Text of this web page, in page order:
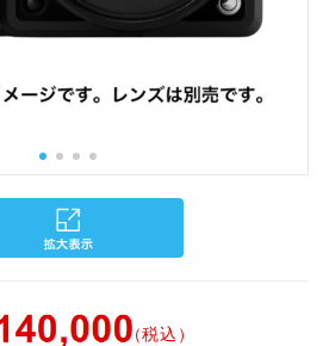
（税込）